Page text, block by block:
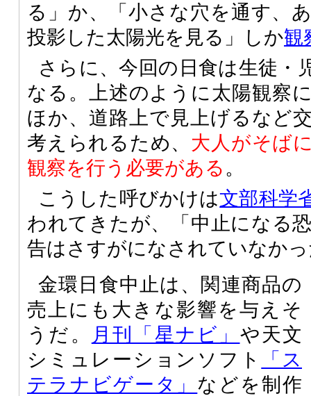
る」か、「小さな穴を通す、
投影した太陽光を見る」しか観
さらに、今回の日食は生徒・
なる。上述のように太陽観察
ほか、道路上で見上げるなど
考えられるため、 大人がそば
観察を行う必要がある 。
こうした呼びかけは文部科学
われてきたが、「中止になる
告はさすがになされていなか
金環日食中止は、関連商品の
売上にも大きな影響を与えそ
うだ。
月刊「星ナビ」 や天文
シミュレーションソフト
「ス
テラナビゲータ」 などを制作